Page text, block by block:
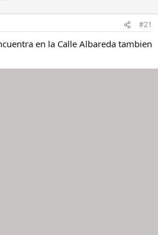
#21
en la Calle Albareda tambien